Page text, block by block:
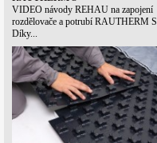
VIDEO návody REHAU na zapojení
rozdělovače a potrubí RAUTHERM S
Díky...